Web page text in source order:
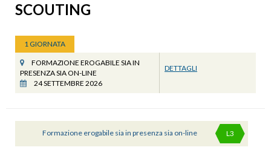
SCOUTING
1 GIORNATA
FORMAZIONE EROGABILE SIA IN
PRESENZA SIA ON-LINE
24 SETTEMBRE 2026
DETTAGLI
Formazione erogabile sia in presenza sia on-line L3